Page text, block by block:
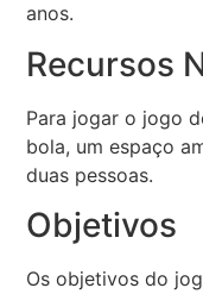
anos.
Recursos
Para jogar o jogo
bola, um espaço
duas pessoas.
Objetivos
Os objetivos do